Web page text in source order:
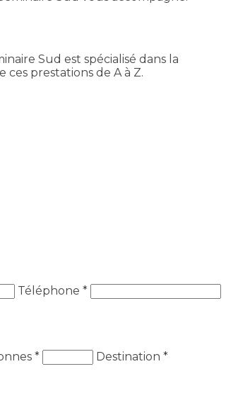
Sud est spécialisé dans la
prestations de A à Z.
Téléphone *
* Destination *